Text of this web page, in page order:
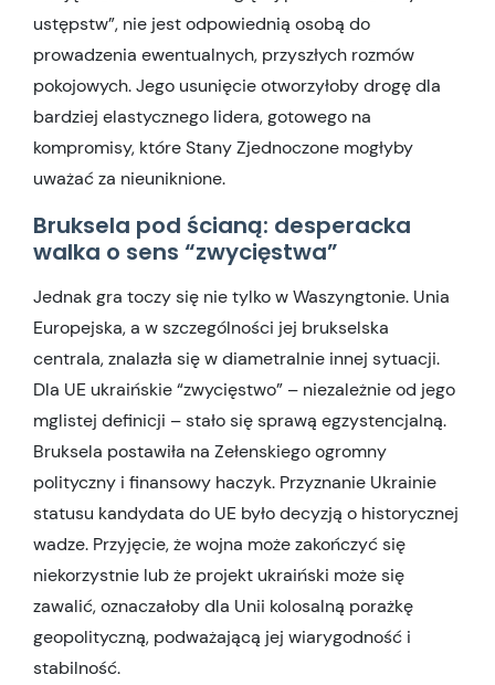
ustępstw”, nie jest odpowiednią osobą do
prowadzenia ewentualnych, przyszłych rozmów
pokojowych. Jego usunięcie otworzyłoby drogę dla
bardziej elastycznego lidera, gotowego na
kompromisy, które Stany Zjednoczone mogłyby
uważać za nieuniknione.
Bruksela pod ścianą: desperacka
walka o sens “zwycięstwa”
Jednak gra toczy się nie tylko w Waszyngtonie. Unia
Europejska, a w szczególności jej brukselska
centrala, znalazła się w diametralnie innej sytuacji.
Dla UE ukraińskie “zwycięstwo” – niezależnie od jego
mglistej definicji – stało się sprawą egzystencjalną.
Bruksela postawiła na Zełenskiego ogromny
polityczny i finansowy haczyk. Przyznanie Ukrainie
statusu kandydata do UE było decyzją o historycznej
wadze. Przyjęcie, że wojna może zakończyć się
niekorzystnie lub że projekt ukraiński może się
zawalić, oznaczałoby dla Unii kolosalną porażkę
geopolityczną, podważającą jej wiarygodność i
stabilność.